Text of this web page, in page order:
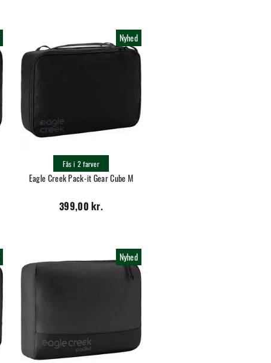
Nyhed
Eagle Creek Pack-it Gear Cube M
399,00 kr.
Fås i 2 farver
Nyhed